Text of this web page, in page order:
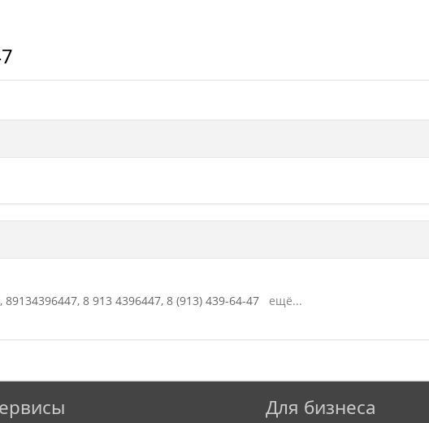
89134396447, 8 913 4396447, 8 (913) 439-64-47 ещё...
Для бизнеса